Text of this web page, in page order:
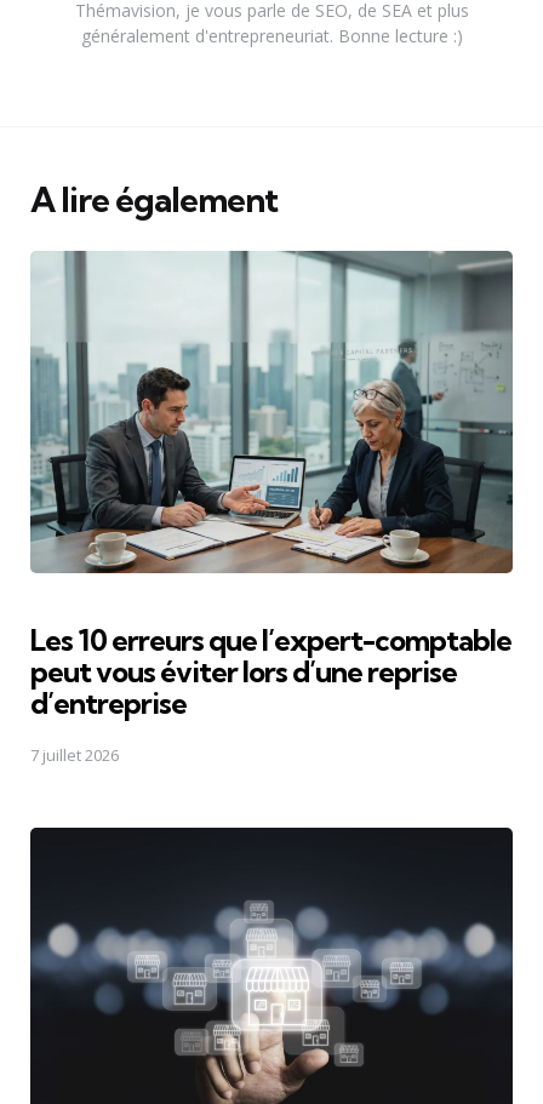
Thémavision, je vous parle de SEO, de SEA et plus
généralement d'entrepreneuriat. Bonne lecture :)
A lire également
Les 10 erreurs que l’expert-comptable
peut vous éviter lors d’une reprise
d’entreprise
7 juillet 2026